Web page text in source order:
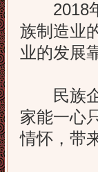
2018年
族制造业
业的发展
民族企
家能一心
情怀，带